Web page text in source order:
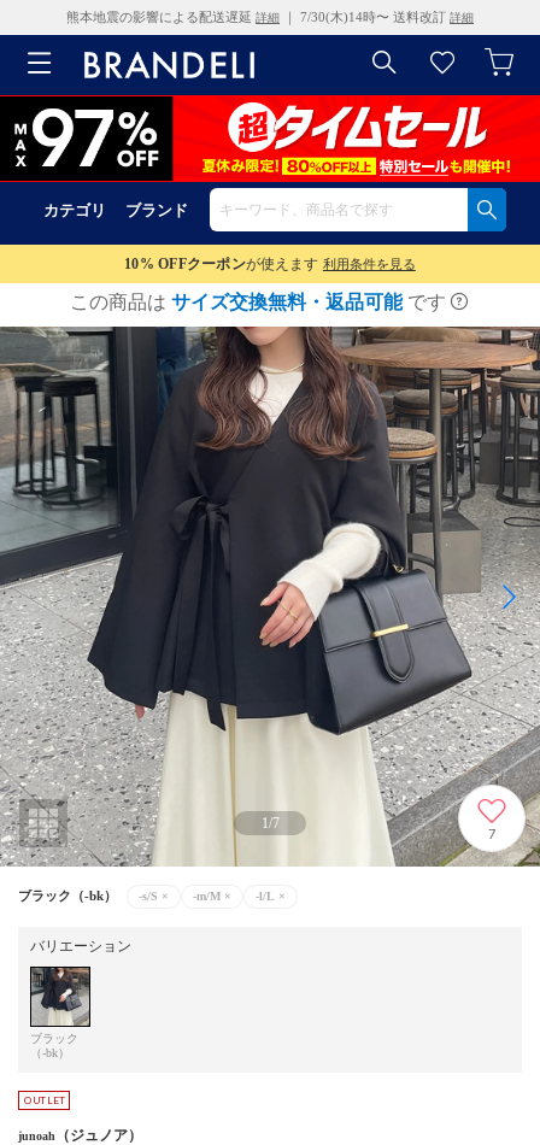
熊本地震の影響による配送遅延 詳細 ｜ 7/30(木)14時〜 送料改訂 詳細
カテゴリ ブランド
10% OFFクーポンが使えます 利用条件を見る
この商品は サイズ交換無料・返品可能 です
1/7
7
ブラック（-bk） -s/S × -m/M × -l/L ×
バリエーション
ブラック
（-bk）
junoah （ジュノア）